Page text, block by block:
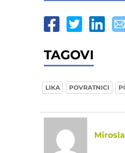
TAGOVI
LIKA POVRATNICI